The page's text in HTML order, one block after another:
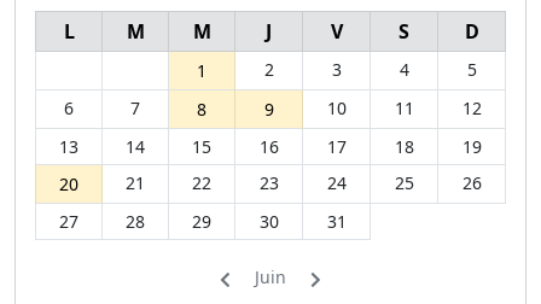
L M M J V S D
1 2 3 4
5
6
7 8 9 10 11
12
13
14 15 16 17 18
19
20
21 22 23 24 25
26
27
28 29 30 31
Juin